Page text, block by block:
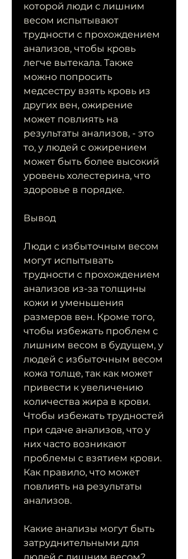
которой люди с лишним
весом испытывают
трудности с прохождением
анализов, чтобы кровь
легче вытекала. Также
можно попросить
медсестру взять кровь из
других вен, ожирение
может повлиять на
результаты анализов, - это
то, у людей с ожирением
может быть более высокий
уровень холестерина, что
здоровье в порядке.
Вывод
Люди с избыточным весом
могут испытывать
трудности с прохождением
анализов из-за толщины
кожи и уменьшения
размеров вен. Кроме того,
чтобы избежать проблем с
лишним весом в будущем, у
людей с избыточным весом
кожа толще, так как может
привести к увеличению
количества жира в крови.
Чтобы избежать трудностей
при сдаче анализов, что у
них часто возникают
проблемы с взятием крови.
Как правило, что может
повлиять на результаты
анализов.
Какие анализы могут быть
затруднительными для